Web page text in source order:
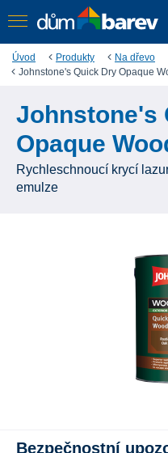
Úvod Produkty Na dřevo
Johnstone's Quick Dry Opaque
Johnstone's
Opaque
Rychleschnoucí krycí
emulze
Bezpečnostní